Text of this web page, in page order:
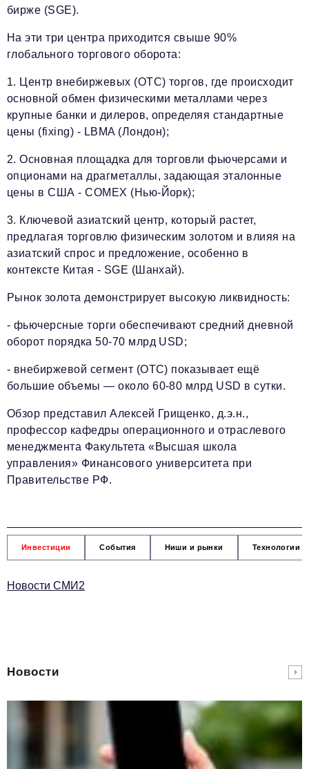
бирже (SGE).
На эти три центра приходится свыше 90%
глобального торгового оборота:
1. Центр внебиржевых (OTC) торгов, где происходит
основной обмен физическими металлами через
крупные банки и дилеров, определяя стандартные
цены (fixing) - LBMA (Лондон);
2. Основная площадка для торговли фьючерсами и
опционами на драгметаллы, задающая эталонные
цены в США - COMEX (Нью-Йорк);
3. Ключевой азиатский центр, который растет,
предлагая торговлю физическим золотом и влияя на
азиатский спрос и предложение, особенно в
контексте Китая - SGE (Шанхай).
Рынок золота демонстрирует высокую ликвидность:
- фьючерсные торги обеспечивают средний дневной
оборот порядка 50-70 млрд USD;
- внебиржевой сегмент (OTC) показывает ещё
большие объемы — около 60-80 млрд USD в сутки.
Обзор представил Алексей Грищенко, д.э.н.,
профессор кафедры операционного и отраслевого
менеджмента Факультета «Высшая школа
управления» Финансового университета при
Правительстве РФ.
Инвестиции События Ниши и рынки Технологии
Новости СМИ2
Новости